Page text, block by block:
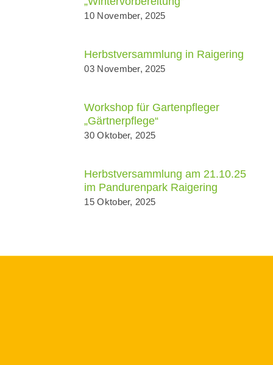
10 November, 2025
Herbstversammlung in Raigering
03 November, 2025
Workshop für Gartenpfleger
„Gärtnerpflege“
30 Oktober, 2025
Herbstversammlung am 21.10.25
im Pandurenpark Raigering
15 Oktober, 2025